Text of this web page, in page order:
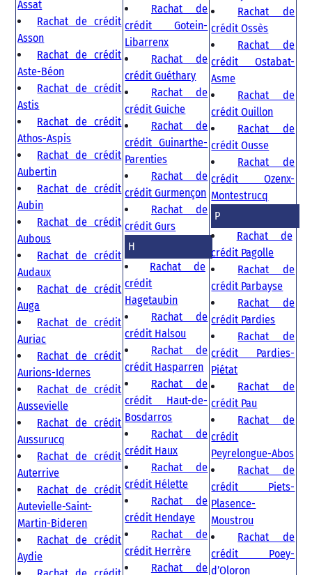
Assat
Rachat de crédit
Asson
Rachat de crédit
Aste-Béon
Rachat de crédit
Astis
Rachat de crédit
Athos-Aspis
Rachat de crédit
Aubertin
Rachat de crédit
Aubin
Rachat de crédit
Aubous
Rachat de crédit
Audaux
Rachat de crédit
Auga
Rachat de crédit
Auriac
Rachat de crédit
Aurions-Idernes
Rachat de crédit
Aussevielle
Rachat de crédit
Aussurucq
Rachat de crédit
Auterrive
Rachat de crédit
Autevielle-Saint-
Martin-Bideren
Rachat de crédit
Aydie
Rachat de
crédit Gotein-
Libarrenx
Rachat de
crédit Guéthary
Rachat de
crédit Guiche
Rachat de
crédit Guinarthe-
Parenties
Rachat de
crédit Gurmençon
Rachat de
crédit Gurs
H
Rachat de
crédit
Hagetaubin
Rachat de
crédit Halsou
Rachat de
crédit Hasparren
Rachat de
crédit Haut-de-
Bosdarros
Rachat de
crédit Haux
Rachat de
crédit Hélette
Rachat de
crédit Hendaye
Rachat de
crédit Herrère
Rachat de
Rachat de
crédit Ossès
Rachat de
crédit Ostabat-
Asme
Rachat de
crédit Ouillon
Rachat de
crédit Ousse
Rachat de
crédit Ozenx-
Montestrucq
P
Rachat de
crédit Pagolle
Rachat de
crédit Parbayse
Rachat de
crédit Pardies
Rachat de
crédit Pardies-
Piétat
Rachat de
crédit Pau
Rachat de
crédit
Peyrelongue-Abos
Rachat de
crédit Piets-
Plasence-
Moustrou
Rachat de
crédit Poey-
d’Oloron